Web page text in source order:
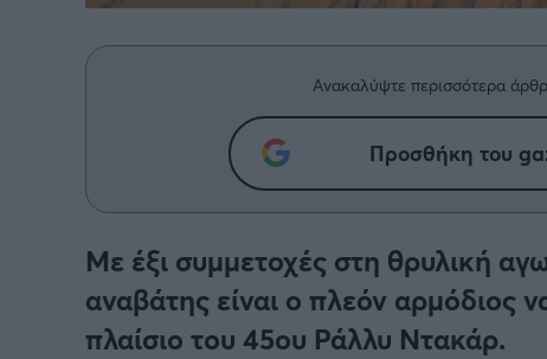
Ανακαλύψτε περισσότερα
Προσθήκη του
Με έξι συμμετοχές στη θρυλική
αναβάτης είναι ο πλεόν αρμόδιος
πλαίσιο του 45ου Ράλλυ Ντακάρ.